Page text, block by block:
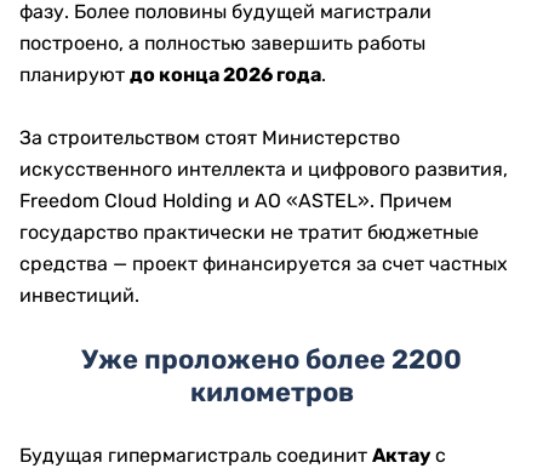
фазу. Более половины будущей магистрали
построено, а полностью завершить работы
планируют до конца 2026 года.
За строительством стоят Министерство
искусственного интеллекта и цифрового развития,
Freedom Cloud Holding и АО «ASTEL». Причем
государство практически не тратит бюджетные
средства — проект финансируется за счет частных
инвестиций.
Уже проложено более 2200
километров
Будущая гипермагистраль соединит Актау с